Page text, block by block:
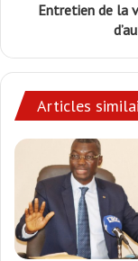
Entretien de la
Articles